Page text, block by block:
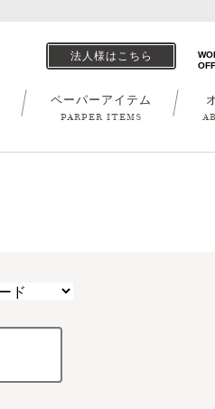
法人様はこちら
ペーパーアイテム
PARPER ITEMS